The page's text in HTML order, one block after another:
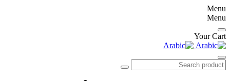
Menu
Menu
Your Cart
Search
product